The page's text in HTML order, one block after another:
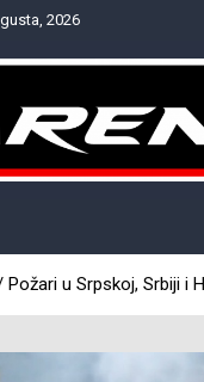
2026
Požari u Srpskoj, Srbiji i